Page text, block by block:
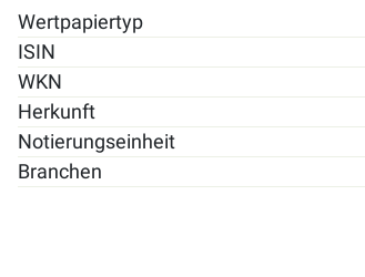
Wertpapiertyp
ISIN
WKN
Herkunft
Notierungseinheit
Branchen